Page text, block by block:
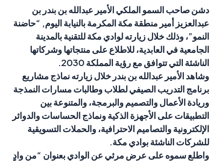
دشن صاحب السمو الملكي الأمير عبدالله بن بندر بن
عبدالعزيز أمير منطقة مكة المكرمة بالنيابة اليوم, “حاضنة
النمو”، وذلك خلال زيارته لوادي مكة للتقنية بالمدينة
الجامعية في العابدية، للاطلاع على منتجاتها وشركاتها
الناشئة التي تتوافق مع رؤية المملكة 2030.
وشاهد الأمير عبدالله بن بندر خلال زيارته نماذج مشاريع
برنامج التدريب الصيفي لطلاب وطالبات مسارات النمذجة
وريادة الأعمال والتصميم والبرمجة، والمتنوعة بين
التطبيقات على الأجهزة الذكية ونماذج الحساسات والدوائر
الإلكترونية والتصاميم الاحترافية، والحملات التسويقية
للشركات الناشئة بوادي مكة.
واطلع سموه على عرض مرئي عن الوادي بعنوان “من وادٍ